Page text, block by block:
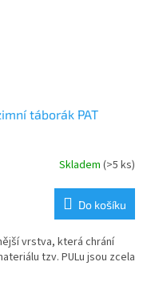
táborák PAT
Skladem (>5 ks)
Do košíku
vrstva, která chrání
tzv. PULu jsou zcela